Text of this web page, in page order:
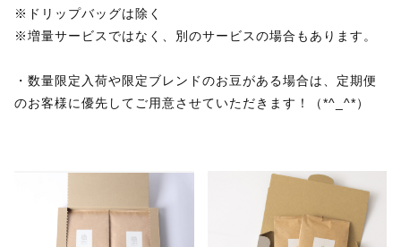
※ドリップバッグは除く
※増量サービスではなく、別のサービスの場合もあります。
・数量限定入荷や限定ブレンドのお豆がある場合は、定期便
のお客様に優先してご用意させていただきます！（*^_^*）
ギフトセット
ラッピングオプション
初回おすすめ
価格帯
その他
在庫あり